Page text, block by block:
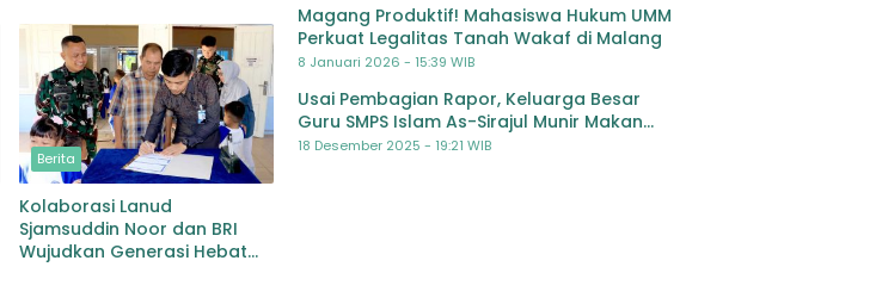
Berita
Kolaborasi Lanud
Sjamsuddin Noor dan BRI
Wujudkan Generasi Hebat
Magang Produktif! Mahasiswa Hukum UMM
Perkuat Legalitas Tanah Wakaf di Malang
8 Januari 2026 - 15:39 WIB
Usai Pembagian Rapor, Keluarga Besar
Guru SMPS Islam As-Sirajul Munir Makan
Bersama Sambut Libur Awal Semester
18 Desember 2025 - 19:21 WIB